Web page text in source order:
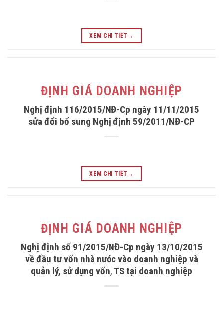
XEM CHI TIẾT →
ĐỊNH GIÁ DOANH NGHIỆP
Nghị định 116/2015/NĐ-Cp ngày 11/11/2015
sửa đổi bổ sung Nghị định 59/2011/NĐ-CP
XEM CHI TIẾT →
ĐỊNH GIÁ DOANH NGHIỆP
Nghị định số 91/2015/NĐ-Cp ngày 13/10/2015
về đầu tư vốn nhà nước vào doanh nghiệp và
quản lý, sử dụng vốn, TS tại doanh nghiệp